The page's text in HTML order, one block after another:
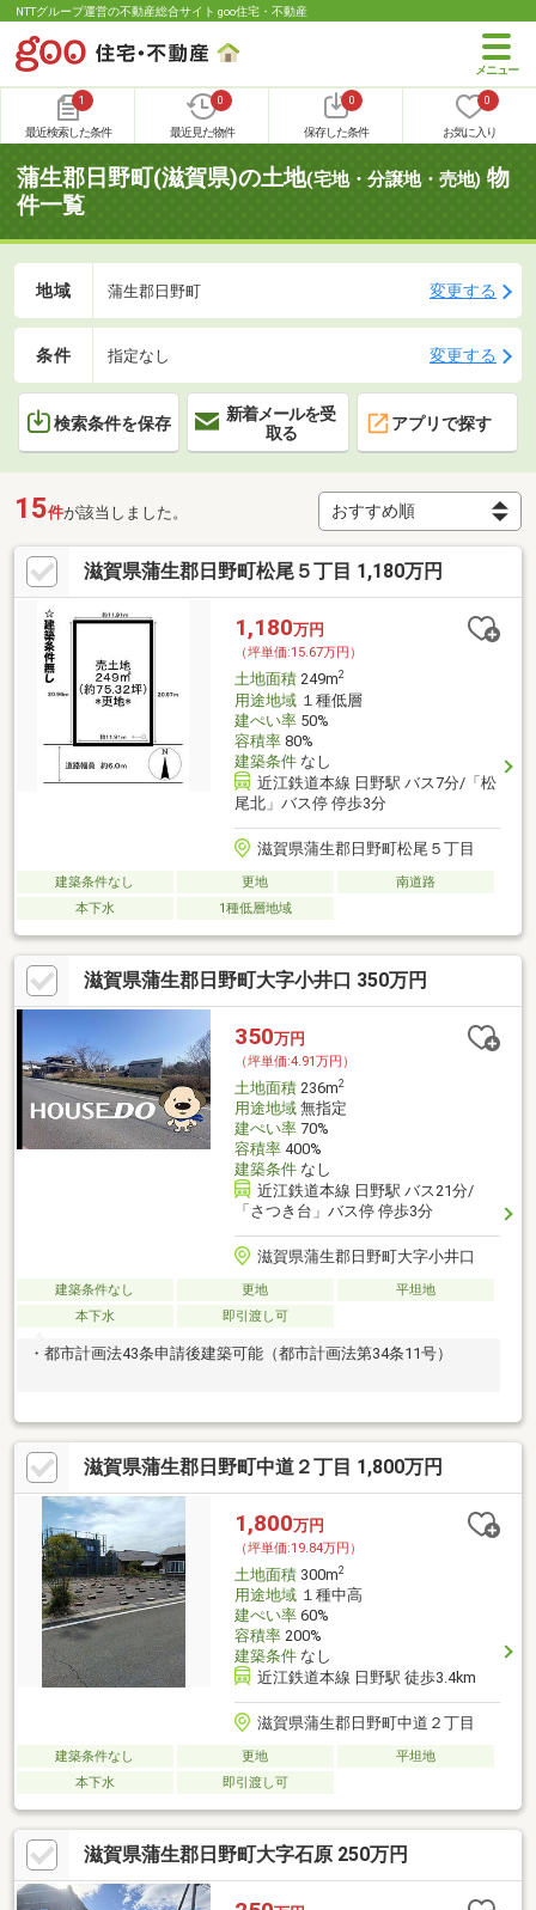
NTTグループ運営の不動産総合サイト goo住宅・不動産
1
最近検索した条件
0
最近見た物件
0
保存した条件
0
お気に入り
蒲生郡日野町(滋賀県)の土地(宅地・分譲地・売地) 物
件一覧
地域 蒲生郡日野町 変更する
条件 指定なし 変更する
検索条件を保存
新着メールを受
取る
アプリで探す
15件が該当しました。
滋賀県蒲生郡日野町松尾５丁目 1,180万円
1,180万円
（坪単価:15.67万円）
土地面積249m2
用途地域１種低層
建ぺい率50%
容積率80%
建築条件なし
近江鉄道本線 日野駅 バス7分/「松
尾北」バス停 停歩3分
滋賀県蒲生郡日野町松尾５丁目
建築条件なし 更地
南道路
本下水
1種低層地域
滋賀県蒲生郡日野町大字小井口 350万円
350万円
（坪単価:4.91万円）
土地面積236m2
用途地域無指定
建ぺい率70%
容積率400%
建築条件なし
近江鉄道本線 日野駅 バス21分/
「さつき台」バス停 停歩3分
滋賀県蒲生郡日野町大字小井口
建築条件なし 更地
平坦地
本下水
即引渡し可
・都市計画法43条申請後建築可能（都市計画法第34条11号）
滋賀県蒲生郡日野町中道２丁目 1,800万円
1,800万円
（坪単価:19.84万円）
土地面積300m2
用途地域１種中高
建ぺい率60%
容積率200%
建築条件なし
近江鉄道本線 日野駅 徒歩3.4km
滋賀県蒲生郡日野町中道２丁目
建築条件なし 更地
平坦地
本下水
即引渡し可
滋賀県蒲生郡日野町大字石原 250万円